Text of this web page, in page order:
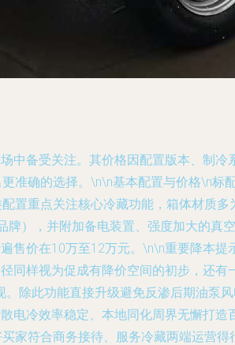
中备受关注。其价格因配置版本、制
准确的选择。\n\n基本配置与价格\n标
重点关注核心冷藏功能，箱体材质多
），并附加备电装置、强度加大的真
售价在10万至12万元。\n\n重要降本提
同样视为促成有降价空间的初步，还
除此功能直接升级避免反渗后期油泵
电冷效率稳定、本地同化周界无懈打
家符合商务接待、服务冷藏两端运营